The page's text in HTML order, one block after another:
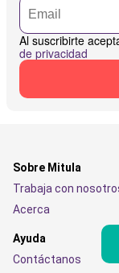
Al suscribirte
de privacidad
Sobre Mitula
Trabaja con
Acerca
Ayuda
Contáctanos